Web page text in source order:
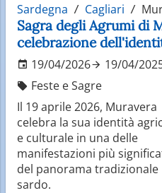
Sardegna Cagliari
Sagra degli Agrumi di
celebrazione
19/04/2026
19/04/
Feste e Sagre
Il 19 aprile 2026, Muravera
celebra la sua identità
e culturale in una delle
manifestazioni più
del panorama tradizionale
sardo.